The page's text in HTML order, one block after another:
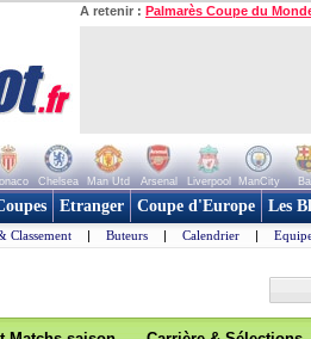
A retenir : Palmarès Coupe du
Chelsea Man Utd Arsenal Liverpool ManCity
Etranger Coupe d'Europe Les
Classement | Buteurs | Calendrier |